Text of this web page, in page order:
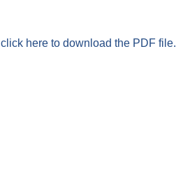
click here to download the PDF file.